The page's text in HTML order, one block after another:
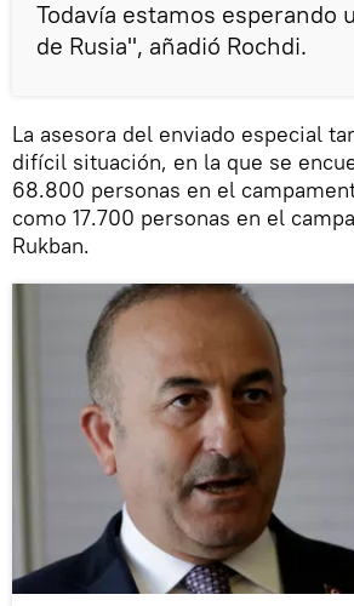
Todavía estamos esperando
de Rusia", añadió Rochdi.
La asesora del enviado especial
difícil situación, en la que se
68.800 personas en el
como 17.700 personas en el
Rukban.